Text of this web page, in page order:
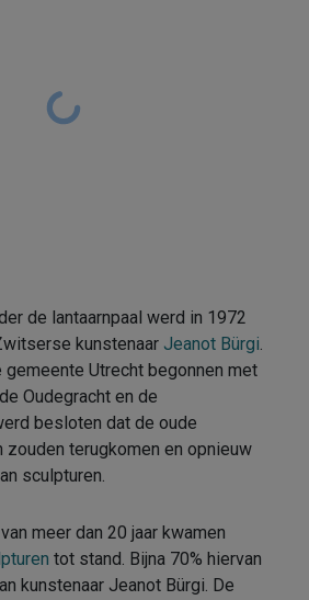
de lantaarnpaal werd in 1972
kunstenaar Jeanot Bürgi.
gemeente Utrecht begonnen met
Oudegracht en de
besloten dat de oude
zouden terugkomen en opnieuw
sculpturen.
meer dan 20 jaar kwamen
tot stand. Bijna 70% hiervan
kunstenaar Jeanot Bürgi. De